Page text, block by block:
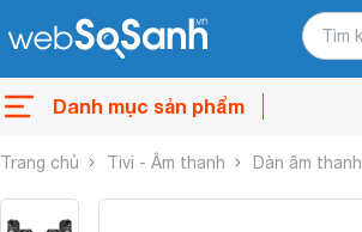
Danh mục sản phẩm
Trang chủ Tivi - Âm thanh Dàn âm thanh